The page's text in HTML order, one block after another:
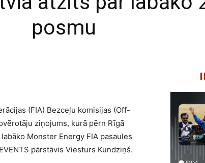
posmu
(FIA) Bezceļu komisijas (Off-
ziņojums, kurā pērn Rīgā
Monster Energy FIA pasaules
pārstāvis Viesturs Kundziņš.